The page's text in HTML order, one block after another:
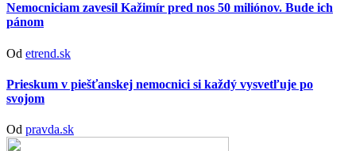
Nemocniciam zavesil Kažimír pred nos 50 miliónov. Bude ich
pánom
Od etrend.sk
Prieskum v piešťanskej nemocnici si každý vysvetľuje po
svojom
Od pravda.sk